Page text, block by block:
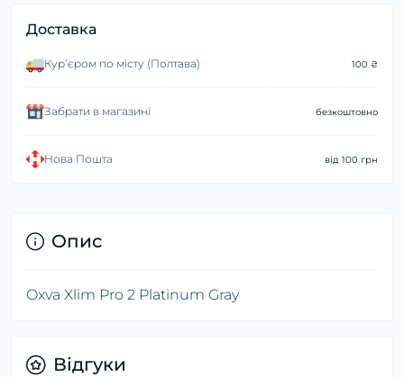
Доставка
Курʼєром по місту (Полтава) 100 ₴
Забрати в магазині безкоштовно
Нова Пошта від 100 грн
Опис
Oxva Xlim Pro 2 Platinum Gray
Відгуки